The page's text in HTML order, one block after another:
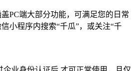
盖PC端大部分功能，可满足您的日常
小程序内搜索“千瓜”，或关注“千